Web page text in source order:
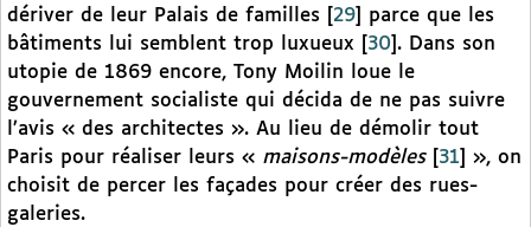
dériver de leur Palais de familles
29
parce que les
bâtiments lui semblent trop luxueux
30 . Dans son
utopie de 1869 encore, Tony Moilin loue le
gouvernement socialiste qui décida de ne pas suivre
l’avis « des architectes ». Au lieu de démolir tout
Paris pour réaliser leurs « maisons-modèles[ 31
», on
choisit de percer les façades pour créer des rues-
galeries.